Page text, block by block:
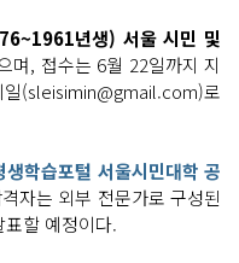
년생) 서울 시민 및
며, 접수는 6월 22일까지 지
(sleisimin@gmail.com)로
생학습포털 서울시민대학 공
자는 외부 전문가로 구성된
할 예정이다.